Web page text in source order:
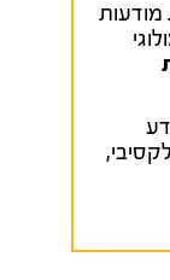
אמל (2022). מודעות
,